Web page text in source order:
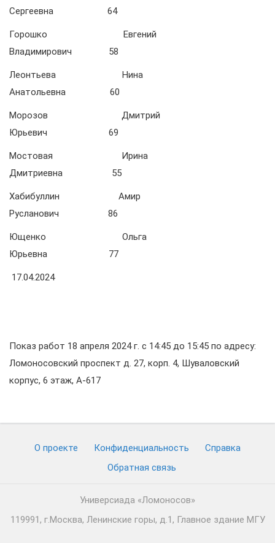
Сергеевна 64
Горошко Евгений
Владимирович 58
Леонтьева Нина
Анатольевна 60
Морозов Дмитрий
Юрьевич 69
Мостовая Ирина
Дмитриевна 55
Хабибуллин Амир
Русланович 86
Ющенко Ольга
Юрьевна 77
17.04.2024
Показ работ 18 апреля 2024 г. с 14:45 до 15:45 по адресу:
Ломоносовский проспект д. 27, корп. 4, Шуваловский
корпус, 6 этаж, А-617
О проекте Конфиденциальность
Cправка
Обратная связь
Универсиада «Ломоносов»
119991, г.Москва, Ленинские горы, д.1, Главное здание МГУ